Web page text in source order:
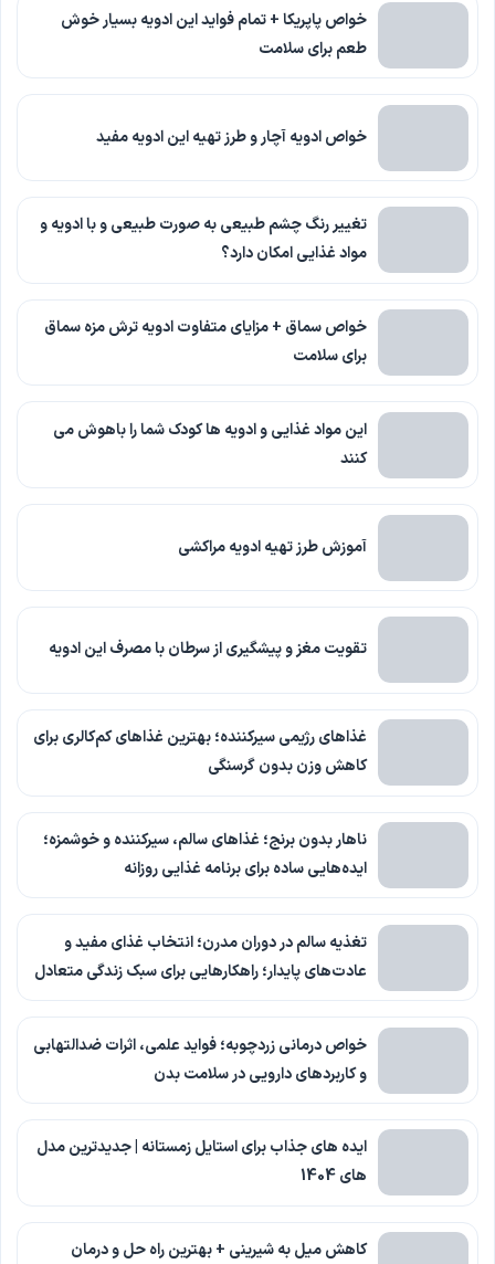
خواص پاپریکا + تمام فواید این ادویه بسیار خوش
طعم برای سلامت
خواص ادویه آچار و طرز تهیه این ادویه مفید
تغییر رنگ چشم طبیعی به صورت طبیعی و با ادویه و
مواد غذایی امکان دارد؟
خواص سماق + مزایای متفاوت ادویه ترش مزه سماق
برای سلامت
این مواد غذایی و ادویه ها کودک شما را باهوش می
کنند
آموزش طرز تهیه ادویه مراکشی
تقویت مغز و پیشگیری از سرطان با مصرف این ادویه
غذاهای رژیمی سیرکننده؛ بهترین غذاهای کم‌کالری برای
کاهش وزن بدون گرسنگی
ناهار بدون برنج؛ غذاهای سالم، سیرکننده و خوشمزه؛
ایده‌هایی ساده برای برنامه غذایی روزانه
تغذیه سالم در دوران مدرن؛ انتخاب غذای مفید و
عادت‌های پایدار؛ راهکارهایی برای سبک زندگی متعادل
خواص درمانی زردچوبه؛ فواید علمی، اثرات ضدالتهابی
و کاربردهای دارویی در سلامت بدن
ایده های جذاب برای استایل زمستانه | جدیدترین مدل
های 1404
کاهش میل به شیرینی + بهترین راه حل و درمان